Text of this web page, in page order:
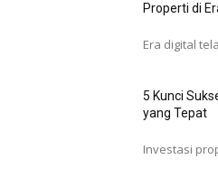
Properti di
Era digital
5 Kunci
yang Tepat
Investasi